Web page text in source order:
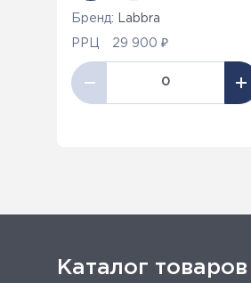
Бренд: Labbra
РРЦ 29 900 ₽
Каталог товаров